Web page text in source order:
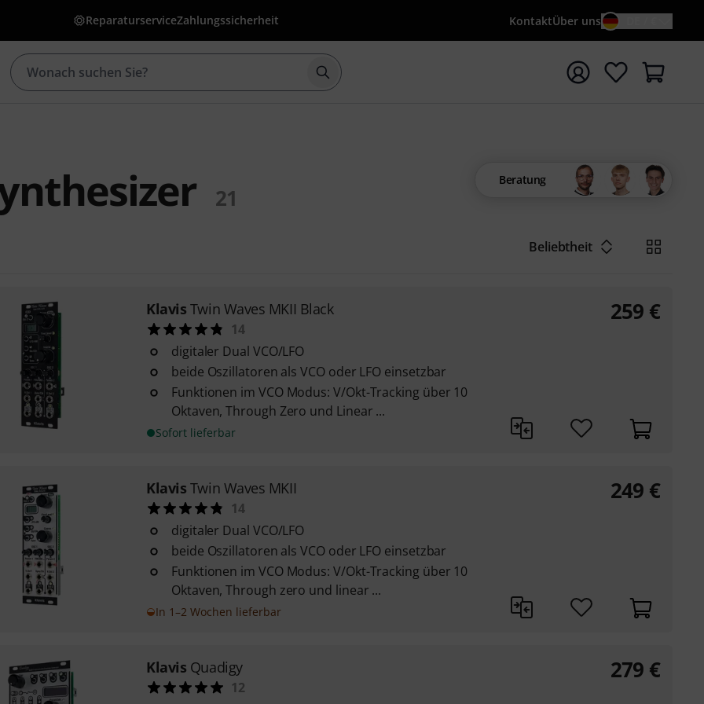
ReparaturserviceZahlungssicherheit KontaktÜber uns
Suche mit Suchwort {searchTerm} starten
21
Beratung
Beliebtheit
Klavis Twin Waves MKII Black
14
digitaler Dual VCO/LFO
beide Oszillatoren als VCO oder LFO einsetzbar
Funktionen im VCO Modus: V/Okt-Tracking über 10
Oktaven, Through Zero und Linear ...
Sofort lieferbar
259 €
Klavis Twin Waves MKII
14
digitaler Dual VCO/LFO
beide Oszillatoren als VCO oder LFO einsetzbar
Funktionen im VCO Modus: V/Okt-Tracking über 10
Oktaven, Through zero und linear ...
In 1–2 Wochen lieferbar
249 €
Klavis Quadigy
12
279 €